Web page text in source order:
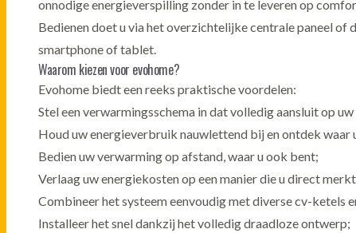
onnodige energieverspilling zonder in te leveren op
Bedienen doet u via het overzichtelijke centrale paneel of
smartphone of tablet.
Waarom kiezen voor evohome?
Evohome biedt een reeks praktische voordelen:
Stel een verwarmingsschema in dat volledig aansluit op
Houd uw energieverbruik nauwlettend bij en ontdek waar
Bedien uw verwarming op afstand, waar u ook bent;
Verlaag uw energiekosten op een manier die u direct
Combineer het systeem eenvoudig met diverse cv-ketels
Installeer het snel dankzij het volledig draadloze ontwerp;